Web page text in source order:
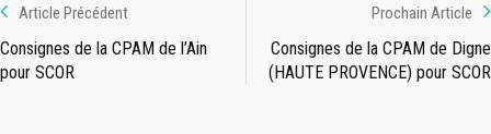
Article Précédent
Consignes de la CPAM de l’Ain
pour SCOR
Prochain Article
Consignes de la CPAM de Digne
(HAUTE PROVENCE) pour SCOR